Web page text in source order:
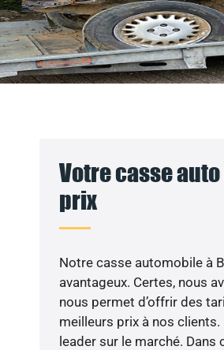
Votre casse
prix
Notre casse automobile à
avantageux. Certes, nous
nous permet d’offrir des
meilleurs prix à nos
leader sur le marché. Dans